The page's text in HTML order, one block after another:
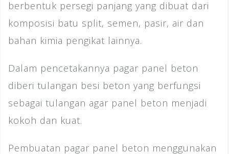
berbentuk persegi panjang yang dibuat dari
komposisi batu split, semen, pasir, air dan
bahan kimia pengikat lainnya.
Dalam pencetakannya pagar panel beton
diberi tulangan besi beton yang berfungsi
sebagai tulangan agar panel beton menjadi
kokoh dan kuat.
Pembuatan pagar panel beton menggunakan